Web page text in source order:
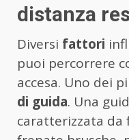
distanza
Diversi fattori
puoi percorrere
accesa. Uno dei
di guida. Una
caratterizzata da